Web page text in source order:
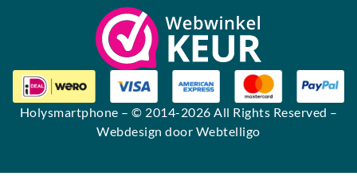
Holysmartphone – © 2014-2026 All Rights Reserved –
Webdesign door Webtelligo